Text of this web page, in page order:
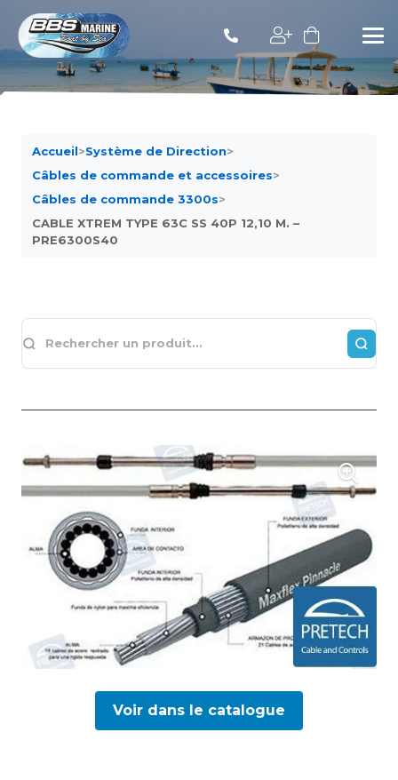
Accueil>Système de Direction>
Câbles de commande et accessoires>
Câbles de commande 3300s>
CABLE XTREM TYPE 63C SS 40P 12,10 M. –
PRE6300S40
Voir dans le catalogue